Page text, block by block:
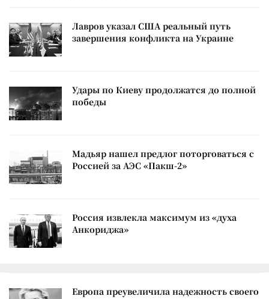
Лавров указал США реальный путь
завершения конфликта на Украине
Удары по Киеву продолжатся до полной
победы
Мадьяр нашел предлог поторговаться с
Россией за АЭС «Пакш-2»
Россия извлекла максимум из «духа
Анкориджа»
Европа преувеличила надежность своего